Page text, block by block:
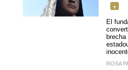
El
ROSA